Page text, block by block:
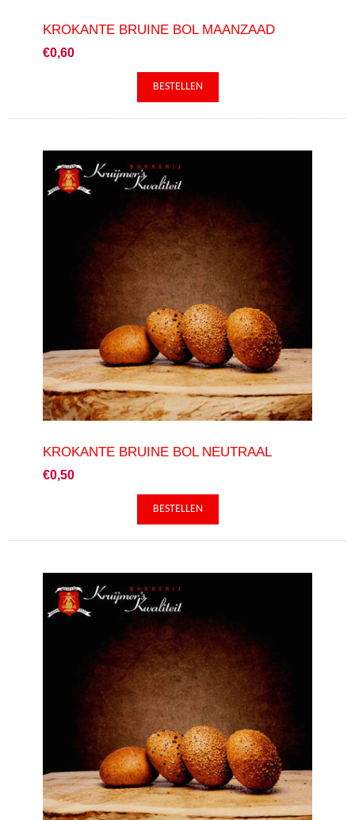
KROKANTE BRUINE BOL MAANZAAD
€0,60
KROKANTE BRUINE BOL NEUTRAAL
€0,50